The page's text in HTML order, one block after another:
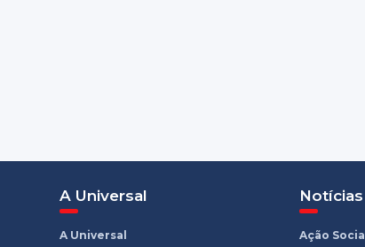
A Universal
A Universal
Notícias
Ação Social